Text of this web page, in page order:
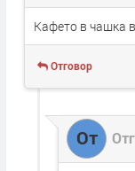
Кафето в чашка
Отговор
От